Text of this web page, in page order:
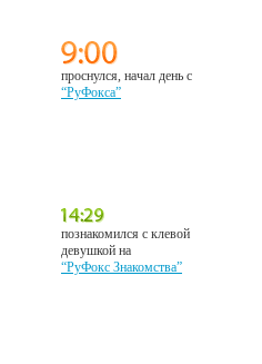
проснулся, начал день с
“РуФокса”
познакомился с клевой
девушкой на
“РуФокс Знакомства”